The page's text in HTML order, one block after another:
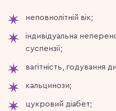
неповнолітній вік;
індивідуальна
суспензії;
вагітність, годування
кальцинози;
цукровий діабет;